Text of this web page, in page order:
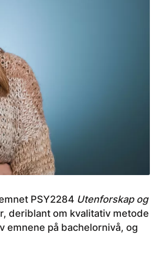
PSY2284 Utenforskap og
deriblant om kvalitativ metode
emnene på bachelornivå, og